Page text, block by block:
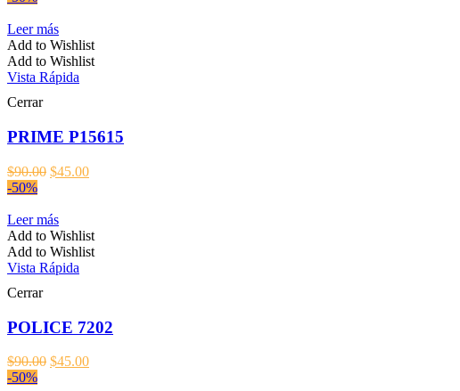
era:
$90.00.$45.00.
Leer más
Add to Wishlist
Add to Wishlist
Vista Rápida
Cerrar
PRIME P15615
$90.00 El
era:
$90.00.
$45.00El
$45.00.
-50%
Leer más
Add to Wishlist
Add to Wishlist
Vista Rápida
Cerrar
POLICE 7202
$90.00 El
$45.00El
-50%